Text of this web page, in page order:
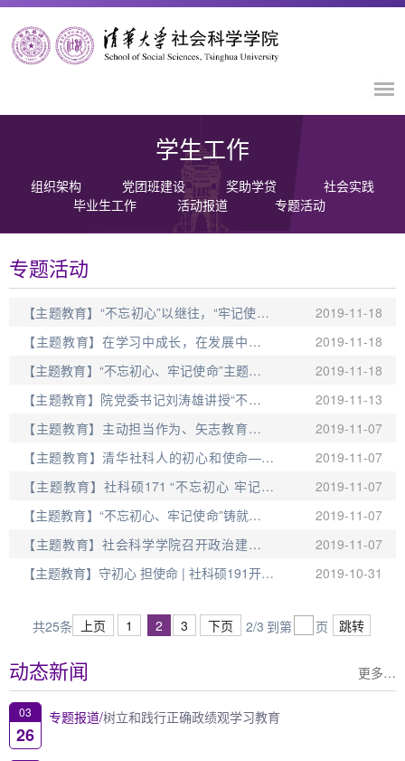
学生工作
组织架构 党团班建设 奖助学贷
社会实践
毕业生工作
活动报道 专题活动
动态新闻 更多…
03
26
专题报道/树立和践行正确政绩观学习教育
专题活动
2019-11-18
【主题教育】“不忘初心”以继往，“牢记使命”
励开来——社科硕191支部主题教育
2019-11-18
【主题教育】在学习中成长，在发展中成才
——记社科学院博172党支部主题党课活动
2019-11-18
【主题教育】“不忘初心、牢记使命”主题教育
党课——记社科6党支部主题教育组织生活
2019-11-13
【主题教育】院党委书记刘涛雄讲授“不忘初
心、牢记使命”主题党课——记社科7党支...
2019-11-07
【主题教育】主动担当作为、矢志教育报国
——记社科博182党支部主题党课
2019-11-07
【主题教育】清华社科人的初心和使命——
记社科硕181班党支部党课
2019-11-07
【主题教育】社科硕171 “不忘初心 牢记使
命” 主题党课——李正风谈新时代年轻人...
2019-11-07
【主题教育】“不忘初心、牢记使命”铸就道路
——记社科8党支部主题教育专题党课
2019-11-07
【主题教育】社会科学学院召开政治建设征
求意见会
2019-10-31
【主题教育】守初心 担使命 | 社科硕191开展
共25条
上页 1 2 3 下页 2/3 到第 页 跳转